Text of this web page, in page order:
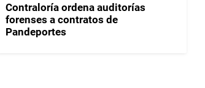
Contraloría ordena auditorías
forenses a contratos de
Pandeportes